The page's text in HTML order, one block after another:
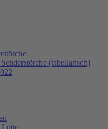
(tabellarisch)
Lotto